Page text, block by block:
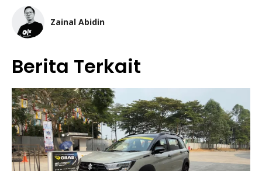
Zainal Abidin
Berita Terkait